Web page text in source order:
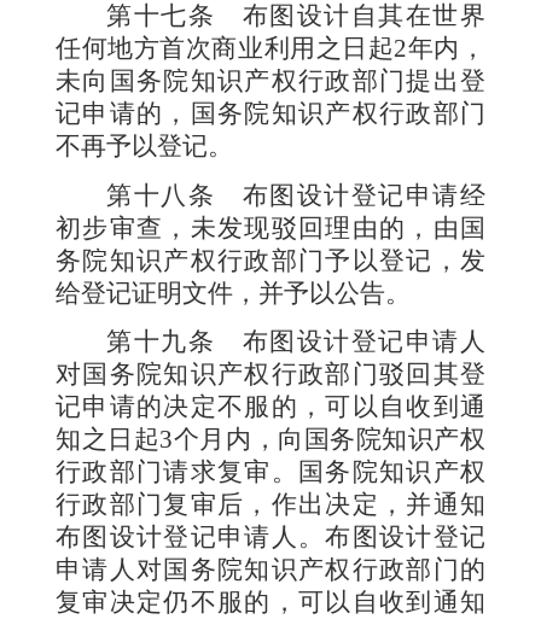
第十七条 布图设计自其在世界
任何地方首次商业利用之日起2年内，
未向国务院知识产权行政部门提出登
记申请的，国务院知识产权行政部门
不再予以登记。
第十八条 布图设计登记申请经
初步审查，未发现驳回理由的，由国
务院知识产权行政部门予以登记，发
给登记证明文件，并予以公告。
第十九条 布图设计登记申请人
对国务院知识产权行政部门驳回其登
记申请的决定不服的，可以自收到通
知之日起3个月内，向国务院知识产权
行政部门请求复审。国务院知识产权
行政部门复审后，作出决定，并通知
布图设计登记申请人。布图设计登记
申请人对国务院知识产权行政部门的
复审决定仍不服的，可以自收到通知